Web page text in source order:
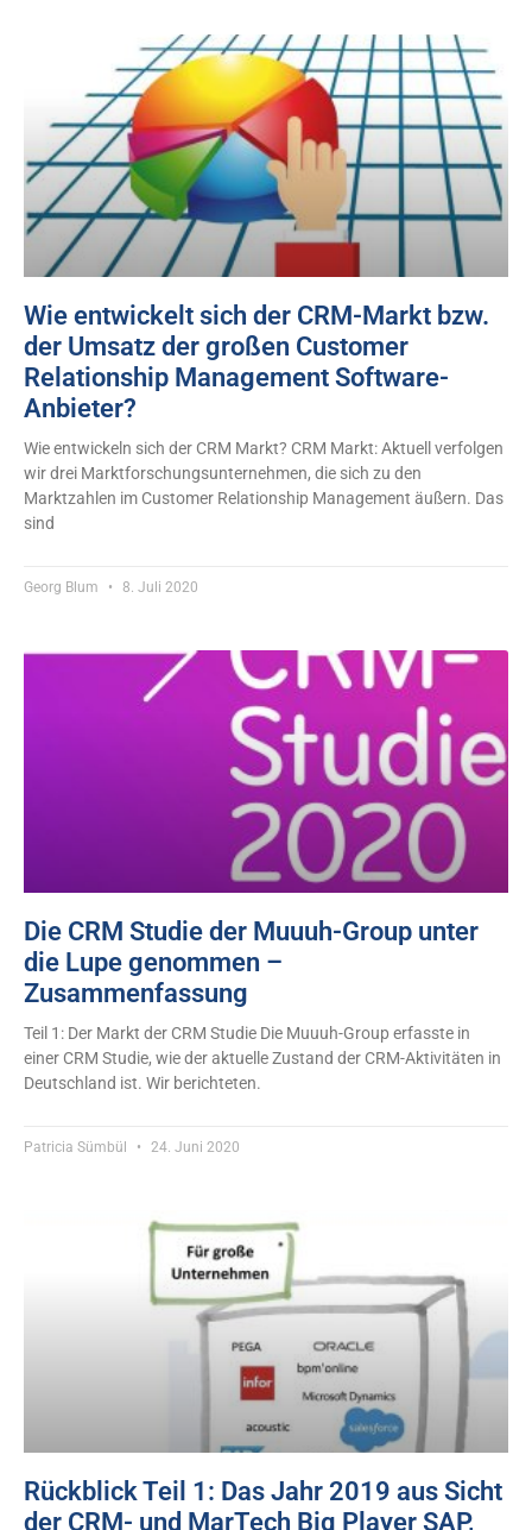
Wie entwickelt sich der CRM-Markt bzw.
der Umsatz der großen Customer
Relationship Management Software-
Anbieter?
Wie entwickeln sich der CRM Markt? CRM Markt: Aktuell verfolgen
wir drei Marktforschungsunternehmen, die sich zu den
Marktzahlen im Customer Relationship Management äußern. Das
sind
Georg Blum 8. Juli 2020
Die CRM Studie der Muuuh-Group unter
die Lupe genommen –
Zusammenfassung
Teil 1: Der Markt der CRM Studie Die Muuuh-Group erfasste in
einer CRM Studie, wie der aktuelle Zustand der CRM-Aktivitäten in
Deutschland ist. Wir berichteten.
Patricia Sümbül 24. Juni 2020
Rückblick Teil 1: Das Jahr 2019 aus Sicht
der CRM- und MarTech Big Player SAP,